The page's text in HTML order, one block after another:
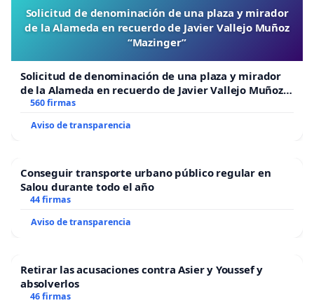
Solicitud de denominación de una plaza y mirador
de la Alameda en recuerdo de Javier Vallejo Muñoz
“Mazinger”
Solicitud de denominación de una plaza y mirador
de la Alameda en recuerdo de Javier Vallejo Muñoz
“Mazinger”
560 firmas
Aviso de transparencia
Conseguir transporte urbano público regular en
Salou durante todo el año
44 firmas
Aviso de transparencia
Retirar las acusaciones contra Asier y Youssef y
absolverlos
46 firmas